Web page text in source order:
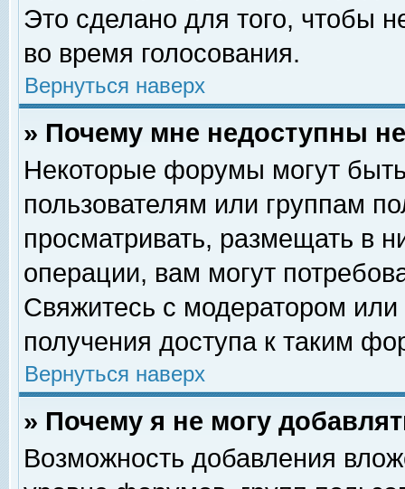
Это сделано для того, чтобы
во время голосования.
Вернуться наверх
» Почему мне недоступны
Некоторые форумы могут
пользователям или группам
просматривать, размещать в
операции, вам могут
Свяжитесь с модератором
получения доступа к таким
Вернуться наверх
» Почему я не могу
Возможность добавления